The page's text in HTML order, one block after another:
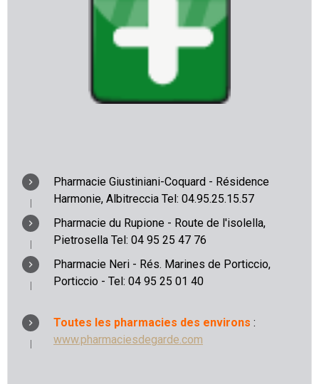
Pharmacie Giustiniani-Coquard - Résidence
Harmonie, Albitreccia Tel: 04.95.25.15.57
Pharmacie du Rupione - Route de l'isolella,
Pietrosella Tel: 04 95 25 47 76
Pharmacie Neri - Rés. Marines de Porticcio,
Porticcio - Tel: 04 95 25 01 40
Toutes les pharmacies des environs :
www.pharmaciesdegarde.com